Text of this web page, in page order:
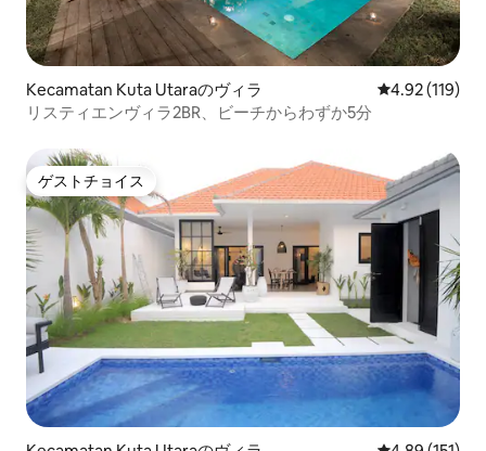
Kecamatan Kuta Utaraのヴィラ レビュー119
4.92 (119)
リスティエンヴィラ2BR、ビーチからわずか5分
ゲストチョイス
ゲストチョイス